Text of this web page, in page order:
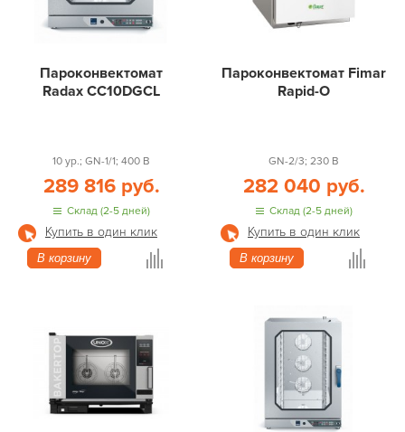
Пароконвектомат
Radax CC10DGCL
10 ур.; GN-1/1; 400 В
289 816 руб.
Склад (2-5 дней)
Купить в один клик
В корзину
Пароконвектомат Fimar
Rapid-O
GN-2/3; 230 В
282 040 руб.
Склад (2-5 дней)
Купить в один клик
В корзину